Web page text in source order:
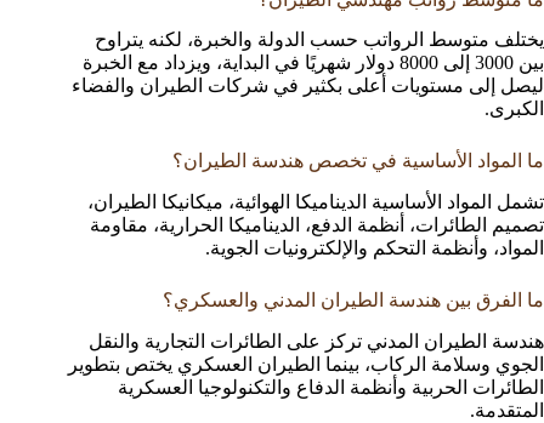
يختلف متوسط الرواتب حسب الدولة والخبرة، لكنه يتراوح
بين 3000 إلى 8000 دولار شهريًا في البداية، ويزداد مع الخبرة
ليصل إلى مستويات أعلى بكثير في شركات الطيران والفضاء
الكبرى.
ما المواد الأساسية في تخصص هندسة الطيران؟
تشمل المواد الأساسية الديناميكا الهوائية، ميكانيكا الطيران،
تصميم الطائرات، أنظمة الدفع، الديناميكا الحرارية، مقاومة
المواد، وأنظمة التحكم والإلكترونيات الجوية.
ما الفرق بين هندسة الطيران المدني والعسكري؟
هندسة الطيران المدني تركز على الطائرات التجارية والنقل
الجوي وسلامة الركاب، بينما الطيران العسكري يختص بتطوير
الطائرات الحربية وأنظمة الدفاع والتكنولوجيا العسكرية
المتقدمة.